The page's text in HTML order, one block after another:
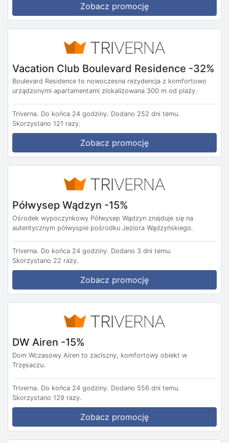
Zobacz promocję
Vacation Club Boulevard Residence -32%
Boulevard Residence to nowoczesna rezydencja z komfortowo
urządzonymi apartamentami zlokalizowana 300 m od plaży.
Triverna. Do końca 24 godziny. Dodano 252 dni temu.
Skorzystano 121 razy.
Zobacz promocję
Półwysep Wądzyn -15%
Ośrodek wypoczynkowy Półwysep Wądzyn znajduje się na
autentycznym półwyspie pośrodku Jeziora Wądzyńskiego.
Triverna. Do końca 24 godziny. Dodano 3 dni temu.
Skorzystano 22 razy.
Zobacz promocję
DW Airen -15%
Dom Wczasowy Airen to zaciszny, komfortowy obiekt w
Trzęsaczu.
Triverna. Do końca 24 godziny. Dodano 556 dni temu.
Skorzystano 129 razy.
Zobacz promocję